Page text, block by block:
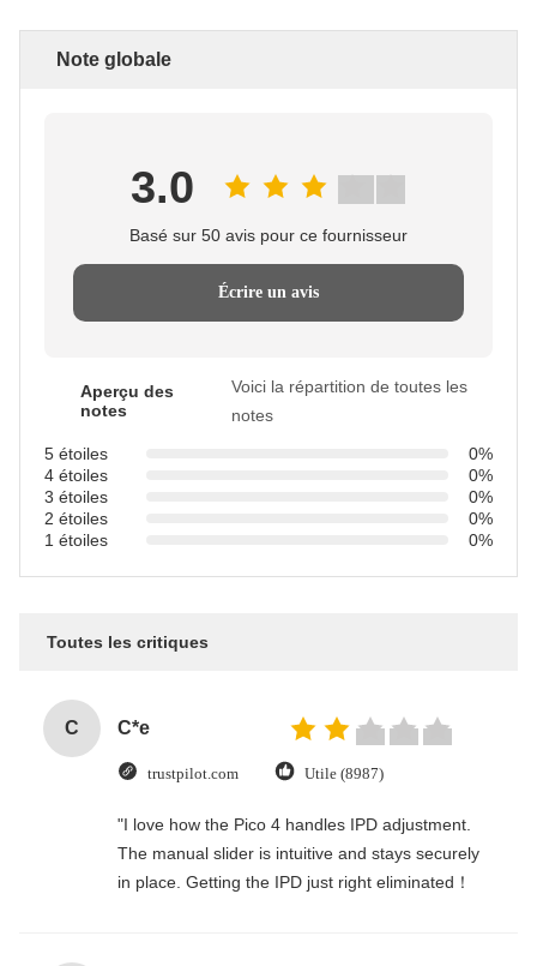
Note globale
3.0
Basé sur 50 avis pour ce fournisseur
Écrire un avis
Aperçu des
notes
Voici la répartition de toutes les
notes
5 étoiles
0%
4 étoiles
0%
3 étoiles
0%
2 étoiles
0%
1 étoiles
0%
Toutes les critiques
C C*e
trustpilot.com Utile (8987)
"I love how the Pico 4 handles IPD adjustment.
The manual slider is intuitive and stays securely
in place. Getting the IPD just right eliminated！